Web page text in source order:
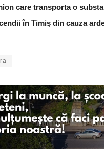
care transporta o
în Timiş din cauza